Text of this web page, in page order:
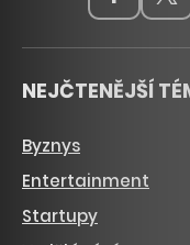
NEJČTENĚJŠÍ
Byznys
Entertainment
Startupy